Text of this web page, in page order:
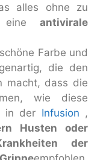
alles ohne zu
eine antivirale
Farbe und
die den
macht, dass die
wie diese
in der Infusion ,
Husten oder
der